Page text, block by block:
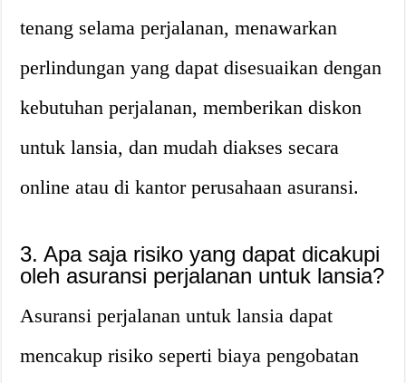
tenang selama perjalanan, menawarkan
perlindungan yang dapat disesuaikan dengan
kebutuhan perjalanan, memberikan diskon
untuk lansia, dan mudah diakses secara
online atau di kantor perusahaan asuransi.
3. Apa saja risiko yang dapat dicakupi
oleh asuransi perjalanan untuk lansia?
Asuransi perjalanan untuk lansia dapat
mencakup risiko seperti biaya pengobatan